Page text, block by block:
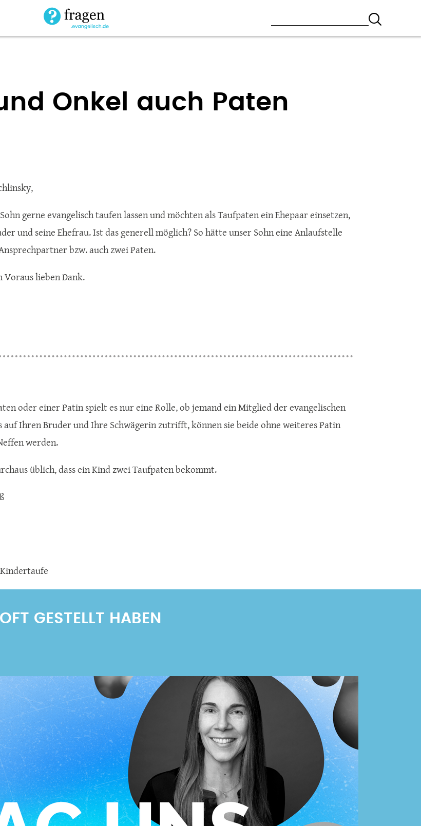
Onkel auch Paten
gerne evangelisch taufen lassen und möchten als Taufpaten ein Ehepaar einsetzen,
und seine Ehefrau. Ist das generell möglich? So hätte unser Sohn eine Anlaufstelle
bzw. auch zwei Paten.
lieben Dank.
oder einer Patin spielt es nur eine Rolle, ob jemand ein Mitglied der evangelischen
auf Ihren Bruder und Ihre Schwägerin zutrifft, können sie beide ohne weiteres Patin
werden.
üblich, dass ein Kind zwei Taufpaten bekommt.
Kindertaufe
GESTELLT HABEN